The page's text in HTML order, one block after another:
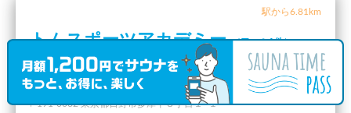
駅から6.81km
トムスポーツアカデミー（口コミ1件）
東京都 日野市 豊田駅
〒191-0062 東京都日野市多摩平３丁目１−１